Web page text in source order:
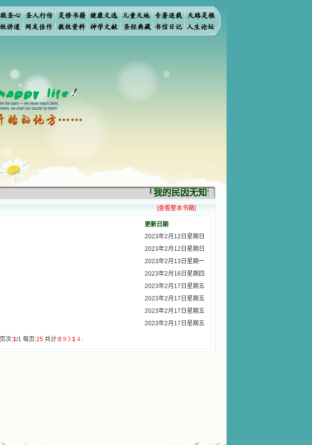
「我的民因无知识而灭亡。你弃掉知识，
[查看整本书籍]
更新日期
2023年2月12日星期日
2023年2月12日星期日
2023年2月13日星期一
2023年2月16日星期四
2023年2月17日星期五
2023年2月17日星期五
2023年2月17日星期五
2023年2月17日星期五
页次:1/1 每页:25 共计:8 9 3 1 4 :